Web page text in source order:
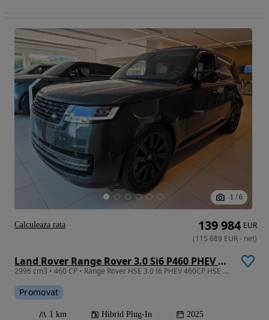
1 / 6
Land Rover Range Rover 3.0 Si6 P460 PHEV HSE
2996 cm3 • 460 CP • Range Rover HSE 3.0 I6 PHEV 460CP HSE 2025MY
Promovat
1 km Hibrid Plug-In 2025
139 984 EUR
(115 689 EUR- net)
Calculeaza rata